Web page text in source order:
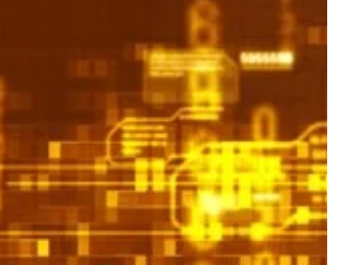
consigo uma série de inovações, entre as
Brasil, a Lei...